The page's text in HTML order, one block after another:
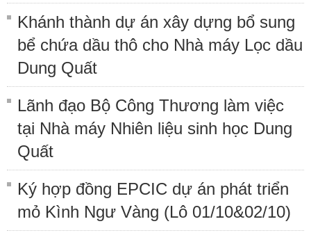
Khánh thành dự án xây dựng bổ sung
bể chứa dầu thô cho Nhà máy Lọc dầu
Dung Quất
Lãnh đạo Bộ Công Thương làm việc
tại Nhà máy Nhiên liệu sinh học Dung
Quất
Ký hợp đồng EPCIC dự án phát triển
mỏ Kình Ngư Vàng (Lô 01/10&02/10)